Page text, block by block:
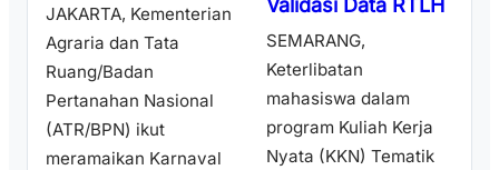
JAKARTA, Kementerian
Agraria dan Tata
Ruang/Badan
Pertanahan Nasional
(ATR/BPN) ikut
meramaikan Karnaval
Validasi Data RTLH
SEMARANG,
Keterlibatan
mahasiswa dalam
program Kuliah Kerja
Nyata (KKN) Tematik